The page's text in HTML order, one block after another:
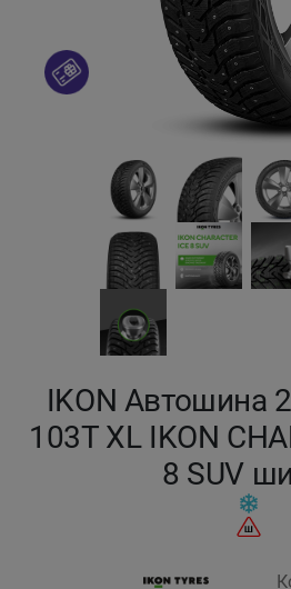
IKON Автошина
103T XL IKON
8 SUV
Костанай
Петропавловск
Тараз